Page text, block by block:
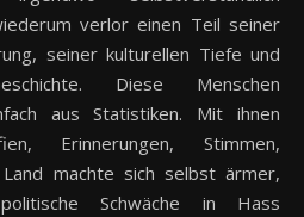
verlor einen Teil seiner
seiner kulturellen Tiefe und
Diese Menschen
aus Statistiken. Mit ihnen
Erinnerungen, Stimmen,
Land machte sich selbst ärmer,
Schwäche in Hass